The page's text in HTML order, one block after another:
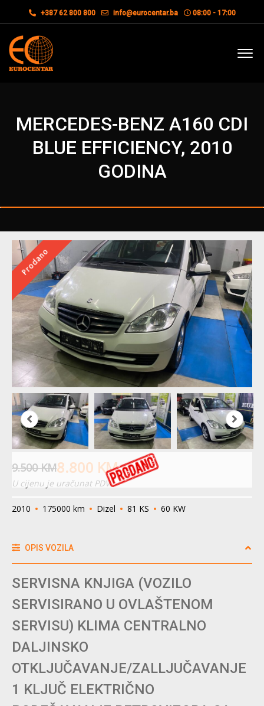
+387 62 800 800 info@eurocentar.ba 08:00 - 17:00
MERCEDES-BENZ A160 CDI
BLUE EFFICIENCY, 2010
GODINA
Prodano
9.500KM8.800 KM
U cijenu je uračunat PDV
2010 175000 km Dizel 81 KS 60 KW
OPIS VOZILA
SERVISNA KNJIGA (VOZILO
SERVISIRANO U OVLAŠTENOM
SERVISU) KLIMA CENTRALNO
DALJINSKO
OTKLJUČAVANJE/ZALLJUČAVANJE
1 KLJUČ ELEKTRIČNO